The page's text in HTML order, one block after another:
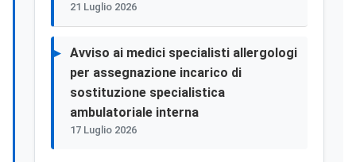
21 Luglio 2026
Avviso ai medici specialisti allergologi
per assegnazione incarico di
sostituzione specialistica
ambulatoriale interna
17 Luglio 2026